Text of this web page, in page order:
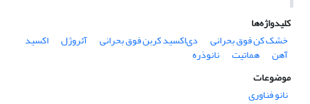
کلیدواژه‌ها
خشک کن فوق بحرانی
دی‌اکسید کربن فوق بحرانی آئروژل اکسید
آهن هماتیت
نانوذره
موضوعات
نانو فناوری